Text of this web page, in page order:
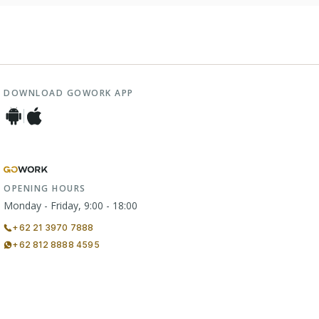
DOWNLOAD GOWORK APP
OPENING HOURS
Monday - Friday, 9:00 - 18:00
+62 21 3970 7888
+62 812 8888 4595